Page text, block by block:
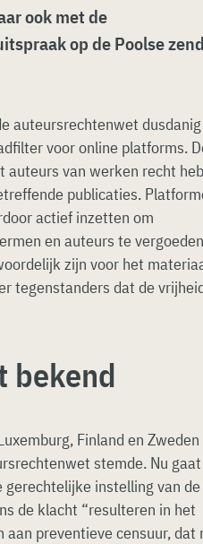
ook met de
op de Poolse
auteursrechtenwet
voor online platforms.
van werken recht
publicaties.
actief inzetten om
en auteurs te
zijn voor het
tegenstanders dat de
bekend
Finland en Zweden
stemde. Nu
instelling van de
de klacht “resulteren in het
preventieve censuur, dat